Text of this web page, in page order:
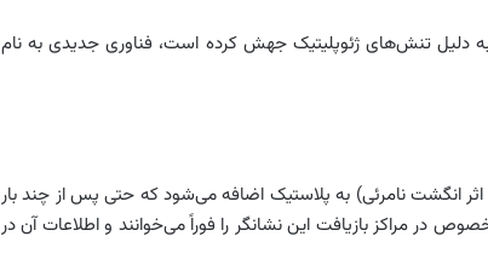
دلیل تنش‌های ژئوپلیتیک جهش کرده است، فناوری جدیدی به نام
انگشت نامرئی) به پلاستیک اضافه می‌شود که حتی پس از چند بار
در مراکز بازیافت این نشانگر را فوراً می‌خوانند و اطلاعات آن در